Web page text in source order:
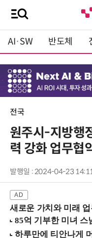
AI·SW 반도체
전국
원주시-지방행
력 강화 업무협
발행일 : 2024-04-23
새로운 가치와 미래 업무 환경을 조망